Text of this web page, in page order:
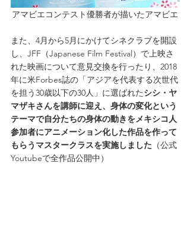
アマビエコンテスト優勝者が描いたアマビエ
また、4月から5月にかけてシネクラブを開設
し、JFF（Japanese Film Festival）で上映さ
れた映画について意見交換を行ったり、2018
年に米Forbes誌の「アジアを代表する次世代
を担う30歳以下の30人」に選ばれたシシ・ヤ
マザキさんを講師に迎え、身体の変化という
テーマで自分たちの身体の動きをメキシコ人
参加者にアニメーション化した作品を作って
もらうマスタークラスを実施しました （公式
Youtubeで全作品公開中）